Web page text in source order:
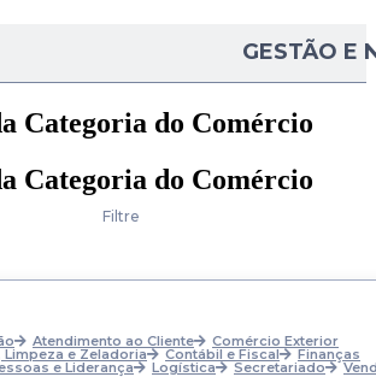
GESTÃO E
Categoria do Comércio
Categoria do Comércio
Filtre
Atendimento ao Cliente Comércio Exterior
Limpeza e Zeladoria Contábil e Fiscal Finanças
e Liderança Logística Secretariado